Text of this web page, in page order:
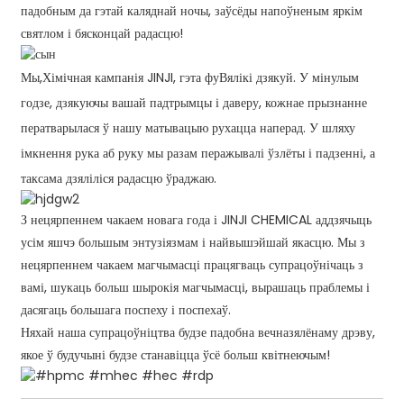
падобным да гэтай каляднай ночы, заўсёды напоўненым яркім
святлом і бясконцай радасцю!
Мы,Хімічная кампанія JINJI, гэта фуВялікі дзякуй. У мінулым
годзе, дзякуючы вашай падтрымцы і даверу, кожнае прызнанне
ператварылася ў нашу матывацыю рухацца наперад. У шляху
імкнення рука аб руку мы разам перажывалі ўзлёты і падзенні, а
таксама дзяліліся радасцю ўраджаю.
З нецярпеннем чакаем новага года і JINJI CHEMICAL аддзячыць
усім яшчэ большым энтузіязмам і найвышэйшай якасцю. Мы з
нецярпеннем чакаем магчымасці працягваць супрацоўнічаць з
вамі, шукаць больш шырокія магчымасці, вырашаць праблемы і
дасягаць большага поспеху і поспехаў.
Няхай наша супрацоўніцтва будзе падобна вечназялёнаму дрэву,
якое ў будучыні будзе станавіцца ўсё больш квітнеючым!